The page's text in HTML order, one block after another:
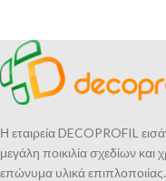
Η εταιρεία DECOPROFIL
μεγάλη ποικιλία σχεδίων και
επώνυμα υλικά